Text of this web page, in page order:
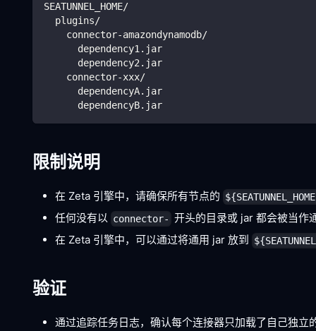
SEATUNNEL_HOME/
  plugins/
    connector-amazondynamodb/
      dependency1.jar
      dependency2.jar
    connector-xxx/
      dependencyA.jar
      dependencyB.jar
限制说明
在 Zeta 引擎中，请确保所有节点的
任何没有以 connector- 开头的目录或 jar 都会被当作
在 Zeta 引擎中，可以通过将通用 jar 放到
验证
通过追踪任务日志，确认每个连接器只加载了自己独立